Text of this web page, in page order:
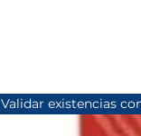
Validar existencias